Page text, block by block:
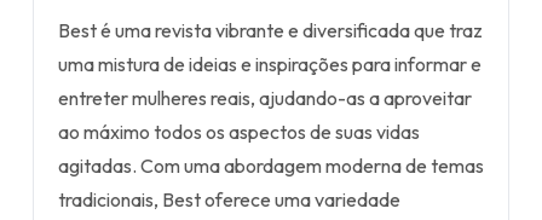
Best é uma revista vibrante e diversificada que traz
uma mistura de ideias e inspirações para informar e
entreter mulheres reais, ajudando-as a aproveitar
ao máximo todos os aspectos de suas vidas
agitadas. Com uma abordagem moderna de temas
tradicionais, Best oferece uma variedade